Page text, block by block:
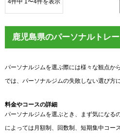
4件中 1〜4件を表示
鹿児島県のパーソナルトレ
パーソナルジムを選ぶ際には様々な観点か
では、パーソナルジムの失敗しない選び方
料金やコースの詳細
パーソナルジムを選ぶとき、まず気になる
によっては月額制、回数制、短期集中コー